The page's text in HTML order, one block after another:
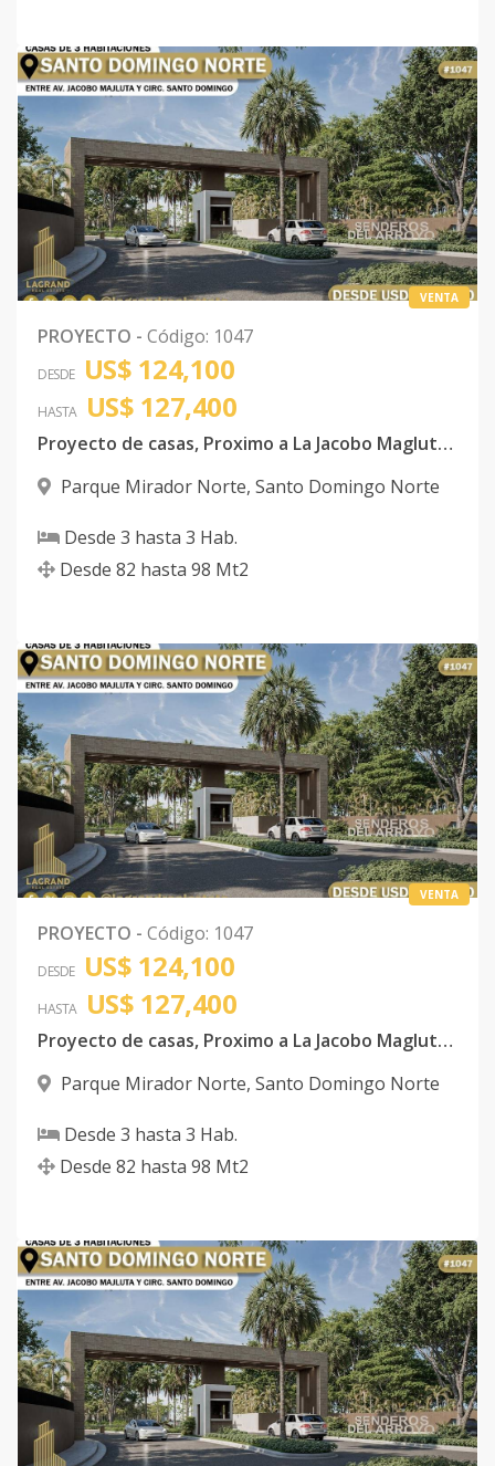
VENTA
PROYECTO - Código: 1047
DESDE US$ 124,100
HASTA US$ 127,400
Proyecto de casas, Proximo a La Jacobo Magluta y
Parque Mirador Norte, Santo Domingo Norte
Desde 3 hasta 3 Hab.
Desde 82 hasta 98 Mt2
VENTA
PROYECTO - Código: 1047
DESDE US$ 124,100
HASTA US$ 127,400
Proyecto de casas, Proximo a La Jacobo Magluta y
Parque Mirador Norte, Santo Domingo Norte
Desde 3 hasta 3 Hab.
Desde 82 hasta 98 Mt2